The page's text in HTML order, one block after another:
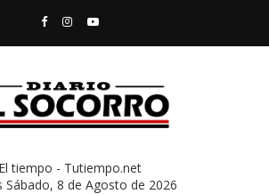
El tiempo - Tutiempo.net
Sábado, 8 de Agosto de 2026